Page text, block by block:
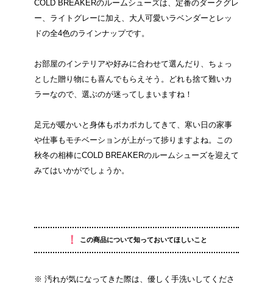
COLD BREAKERのルームシューズは、定番のダークグレ
ー、ライトグレーに加え、大人可愛いラベンダーとレッ
ドの全4色のラインナップです。
お部屋のインテリアや好みに合わせて選んだり、ちょっ
とした贈り物にも喜んでもらえそう。どれも捨て難いカ
ラーなので、選ぶのが迷ってしまいますね！
足元が暖かいと身体もポカポカしてきて、寒い日の家事
や仕事もモチベーションが上がって捗りますよね。この
秋冬の相棒にCOLD BREAKERのルームシューズを迎えて
みてはいかがでしょうか。
！ この商品について知っておいてほしいこと
※ 汚れが気になってきた際は、優しく手洗いしてくださ